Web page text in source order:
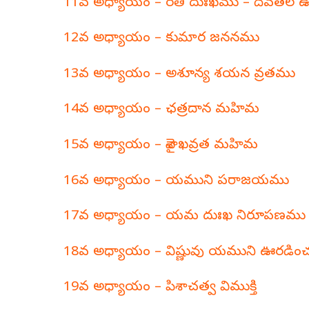
12వ అధ్యాయం – కుమార జననము
13వ అధ్యాయం – అశూన్య శయన వ్రతము
14వ అధ్యాయం – ఛత్రదాన మహిమ
15వ అధ్యాయం – వైశాఖవ్రత మహిమ
16వ అధ్యాయం – యముని పరాజయము
17వ అధ్యాయం – యమ దుఃఖ నిరూపణము
18వ అధ్యాయం – విష్ణువు యముని
19వ అధ్యాయం – పిశాచత్వ విముక్తి